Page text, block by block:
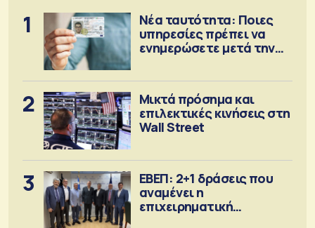
1
Νέα ταυτότητα: Ποιες
υπηρεσίες πρέπει να
ενημερώσετε μετά την
2
Μικτά πρόσημα και
επιλεκτικές κινήσεις στη
Wall Street
3
ΕΒΕΠ: 2+1 δράσεις που
αναμένει η
επιχειρηματική